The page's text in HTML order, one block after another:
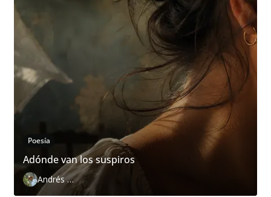
Poesía
Adónde van los suspiros
Andrés Zurita Zafra